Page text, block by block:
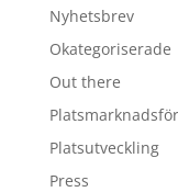
Nyhetsbrev
Okategoriserade
Out there
Platsutveckling
Press